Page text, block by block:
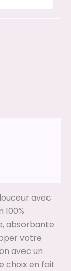
avec
absorbante
votre
avec un
choix en fait